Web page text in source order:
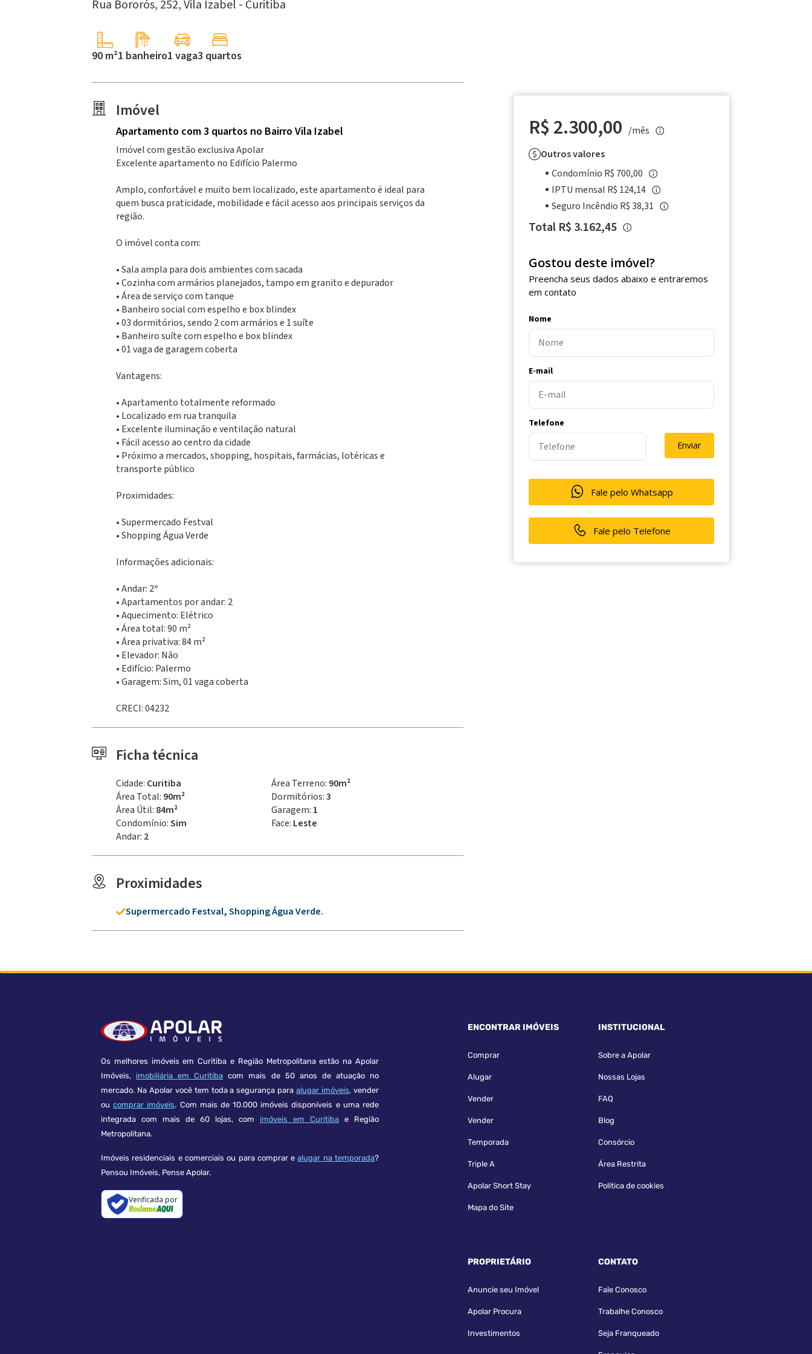
Rua Bororós, 252,Vila Izabel - Curitiba
90 m²1 banheiro1 vaga3 quartos
Imóvel
Apartamento com 3 quartos no Bairro Vila Izabel
Imóvel com gestão exclusiva Apolar
Excelente apartamento no Edifício Palermo
Amplo, confortável e muito bem localizado, este apartamento é ideal para
quem busca praticidade, mobilidade e fácil acesso aos principais serviços da
região.
O imóvel conta com:
• Sala ampla para dois ambientes com sacada
• Cozinha com armários planejados, tampo em granito e depurador
• Área de serviço com tanque
• Banheiro social com espelho e box blindex
• 03 dormitórios, sendo 2 com armários e 1 suíte
• Banheiro suíte com espelho e box blindex
• 01 vaga de garagem coberta
Vantagens:
• Apartamento totalmente reformado
• Localizado em rua tranquila
• Excelente iluminação e ventilação natural
• Fácil acesso ao centro da cidade
• Próximo a mercados, shopping, hospitais, farmácias, lotéricas e
transporte público
Proximidades:
• Supermercado Festval
• Shopping Água Verde
Informações adicionais:
• Andar: 2º
• Apartamentos por andar: 2
• Aquecimento: Elétrico
• Área total: 90 m²
• Área privativa: 84 m²
• Elevador: Não
• Edifício: Palermo
• Garagem: Sim, 01 vaga coberta
CRECI: 04232
Ficha técnica
Cidade: Curitiba Área Terreno: 90m²
Área Total: 90m² Dormitórios:3
Área Útil: 84m² Garagem: 1
Condomínio:Sim Face: Leste
Andar: 2
Proximidades
Supermercado Festval, Shopping Água Verde.
R$ 2.300,00 /mês
Outros valores
Condomínio R$ 700,00
IPTU mensal R$ 124,14
Seguro Incêndio R$ 38,31
Total R$ 3.162,45
Gostou deste imóvel?
Preencha seus dados abaixo e entraremos
em contato
Nome
E-mail
Telefone
Enviar
Fale pelo Whatsapp
Fale pelo Telefone
Os melhores imóveis em Curitiba e Região Metropolitana estão na Apolar
Imóveis, imobiliária em Curitiba com mais de 50 anos de atuação no
mercado. Na Apolar você tem toda a segurança paraalugar imóveis, vender
oucomprar imóveis. Com mais de 10.000 imóveis disponíveis e uma rede
integrada com mais de 60 lojas, com imóveis em Curitiba e Região
Metropolitana.
Imóveis residenciais e comerciais ou para comprar ealugar na temporada?
Pensou Imóveis, Pense Apolar.
Verificada por
ENCONTRAR IMÓVEIS
Comprar
Alugar
Vender
Vender
Temporada
Triple A
Apolar Short Stay
Mapa do Site
INSTITUCIONAL
Sobre a Apolar
Nossas Lojas
FAQ
Blog
Consórcio
Área Restrita
Política de cookies
PROPRIETÁRIO
Anuncie seu Imóvel
Apolar Procura
Investimentos
CONTATO
Fale Conosco
Trabalhe Conosco
Seja Franqueado